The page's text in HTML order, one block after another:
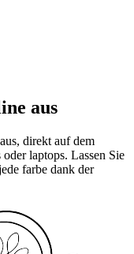
aus
direkt auf dem
laptops. Lassen Sie
farbe dank der